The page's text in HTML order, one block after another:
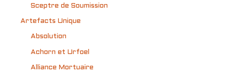
Sceptre de Soumission
Artefacts Unique
Absolution
Achorn et Urfoel
Alliance Mortuaire